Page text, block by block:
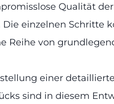
Qualität
Die einzelnen Schritte
Reihe von
einer
sind in diesem